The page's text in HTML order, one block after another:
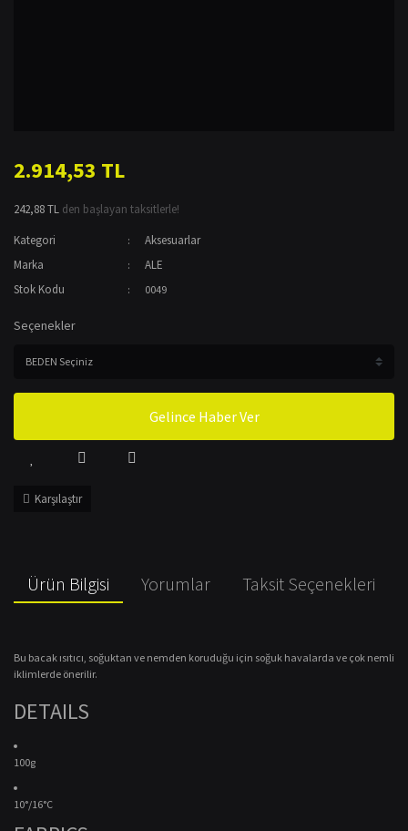
2.914,53 TL
242,88 TL den başlayan taksitlerle!
Kategori
Aksesuarlar
Marka
ALE
Stok Kodu
0049
Seçenekler
Gelince Haber Ver
Karşılaştır
Ürün Bilgisi Yorumlar Taksit Seçenekleri
Bu bacak ısıtıcı, soğuktan ve nemden koruduğu için soğuk havalarda ve çok nemli
iklimlerde önerilir.
DETAILS
100g
10°/16°C